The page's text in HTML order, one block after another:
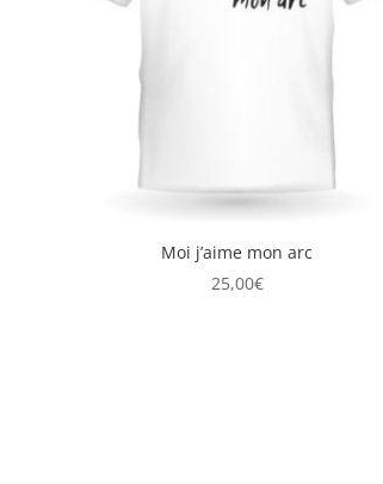
Moi j’aime mon arc
25,00€